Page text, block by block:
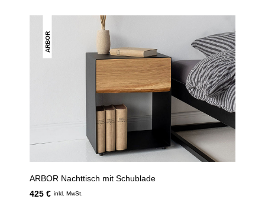
ARBOR
ARBOR Nachttisch mit Schublade
425 € inkl. MwSt.